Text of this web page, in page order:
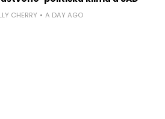
CHERRY A DAY AGO